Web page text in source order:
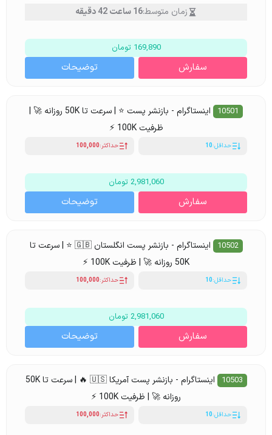
زمان متوسط:16 ساعت 42 دقیقه
169,890 تومان
سفارش توضیحات
10501
اینستاگرام - بازنشر پست ⭐ | سرعت تا 50K روزانه 🚀 |
ظرفیت 100K ⚡
حداقل:10 حداکثر:100,000
2,981,060 تومان
سفارش توضیحات
10502
اینستاگرام - بازنشر پست انگلستان 🇬🇧 ⭐ | سرعت تا
50K روزانه 🚀 | ظرفیت 100K ⚡
حداقل:10 حداکثر:100,000
2,981,060 تومان
سفارش توضیحات
10503
اینستاگرام - بازنشر پست آمریکا 🇺🇸 🔥 | سرعت تا 50K
روزانه 🚀 | ظرفیت 100K ⚡
حداقل:10 حداکثر:100,000